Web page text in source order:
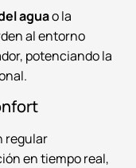
aguao la
al entorno
potenciando la
regular
en tiempo real,